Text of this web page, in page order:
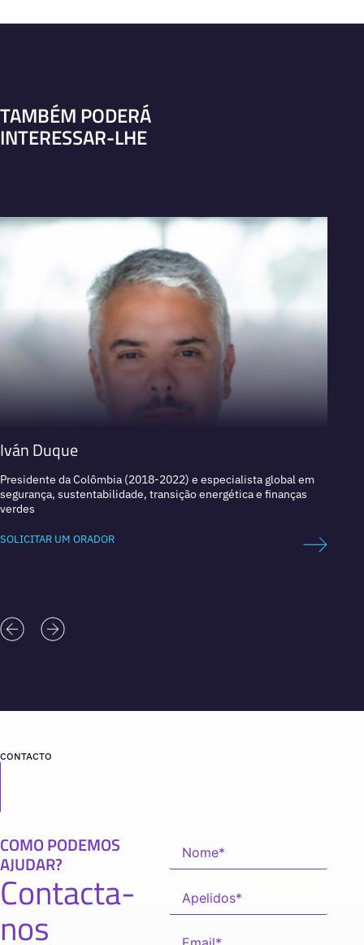
TAMBÉM PODERÁ
INTERESSAR-LHE
Iván Duque
Presidente da Colômbia (2018-2022) e especialista global em
segurança, sustentabilidade, transição energética e finanças
verdes
SOLICITAR UM ORADOR
CONTACTO
COMO PODEMOS
AJUDAR?
Contacta-
nos